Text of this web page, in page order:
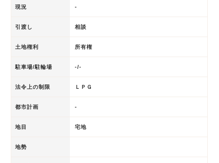
現況 -
引渡し 相談
土地権利 所有権
駐車場/駐輪場 -/-
法令上の制限 ＬＰＧ
都市計画 -
地目 宅地
地勢